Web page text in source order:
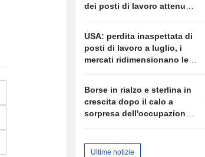
dei posti di lavoro attenua i
USA: perdita inaspettata di
posti di lavoro a luglio, i
mercati ridimensionano le
Borse in rialzo e sterlina in
crescita dopo il calo a
sorpresa dell'occupazione
Ultime notizie